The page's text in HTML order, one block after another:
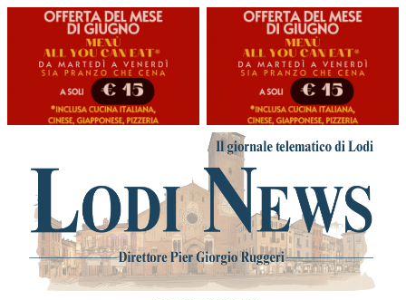
HOME
CRONACA
POLITICA
LA FOTO
METEO